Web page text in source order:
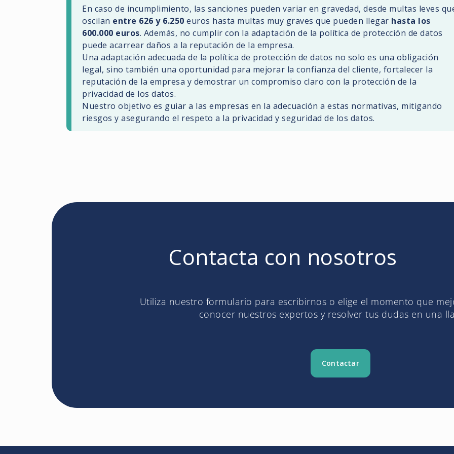
En caso de incumplimiento, las sanciones pueden variar en gravedad, desde multas leves
oscilan entre 626 y 6.250 euros hasta multas muy graves que pueden llegar hasta los
600.000 euros. Además, no cumplir con la adaptación de la política de protección de datos
puede acarrear daños a la reputación de la empresa.
Una adaptación adecuada de la política de protección de datos no solo es una obligación
legal, sino también una oportunidad para mejorar la confianza del cliente, fortalecer la
reputación de la empresa y demostrar un compromiso claro con la protección de la
privacidad de los datos.
Nuestro objetivo es guiar a las empresas en la adecuación a estas normativas, mitigando
riesgos y asegurando el respeto a la privacidad y seguridad de los datos.
Contacta con nosotros
Utiliza nuestro formulario para escribirnos o elige el momento que
conocer nuestros expertos y resolver tus dudas en una
Contactar